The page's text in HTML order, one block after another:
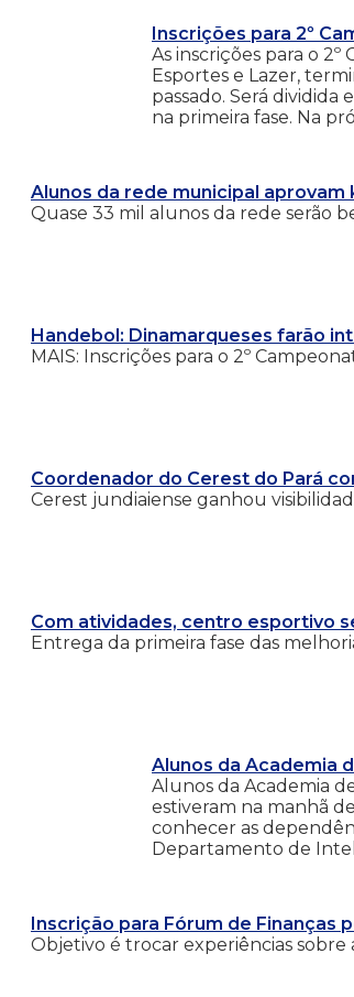
Inscrições para 2º
As inscrições para o
Esportes e Lazer,
passado. Será
na primeira fase. Na
Alunos da rede municipal
Quase 33 mil alunos da rede serão
Handebol: Dinamarqueses farão
MAIS: Inscrições para o 2º
Coordenador do Cerest do Pará
Cerest jundiaiense ganhou
Com atividades, centro esportivo
Entrega da primeira fase das
Alunos da Academia
Alunos da Academia
estiveram na manhã
conhecer as
Departamento de
Inscrição para Fórum de Finanças
Objetivo é trocar experiências